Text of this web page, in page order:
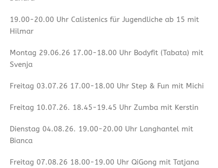
19.00-20.00 Uhr Calistenics für Jugendliche ab 15 mit
Hilmar
Montag 29.06.26 17.00-18.00 Uhr Bodyfit (Tabata) mit
Svenja
Freitag 03.07.26 17.00-18.00 Uhr Step & Fun mit Michi
Freitag 10.07.26. 18.45-19.45 Uhr Zumba mit Kerstin
Dienstag 04.08.26. 19.00-20.00 Uhr Langhantel mit
Bianca
Freitag 07.08.26 18.00-19.00 Uhr QiGong mit Tatjana